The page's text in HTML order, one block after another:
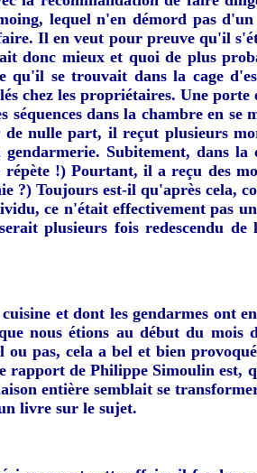
lequel n'en démord pas
Il en veut pour preuve qu'il
donc mieux et quoi de plus
qu'il se trouvait dans la cage
chez les propriétaires. Une porte
dans la chambre en se
nulle part, il reçut plusieurs
Subitement, dans la
!) Pourtant, il a reçu des
?) Toujours est-il qu'après cela,
ce n'était effectivement pas
plusieurs fois redescendu de
et dont les gendarmes ont
nous étions au début du mois
pas, cela a bel et bien
de Philippe Simoulin est,
entière semblait se
livre sur le sujet.